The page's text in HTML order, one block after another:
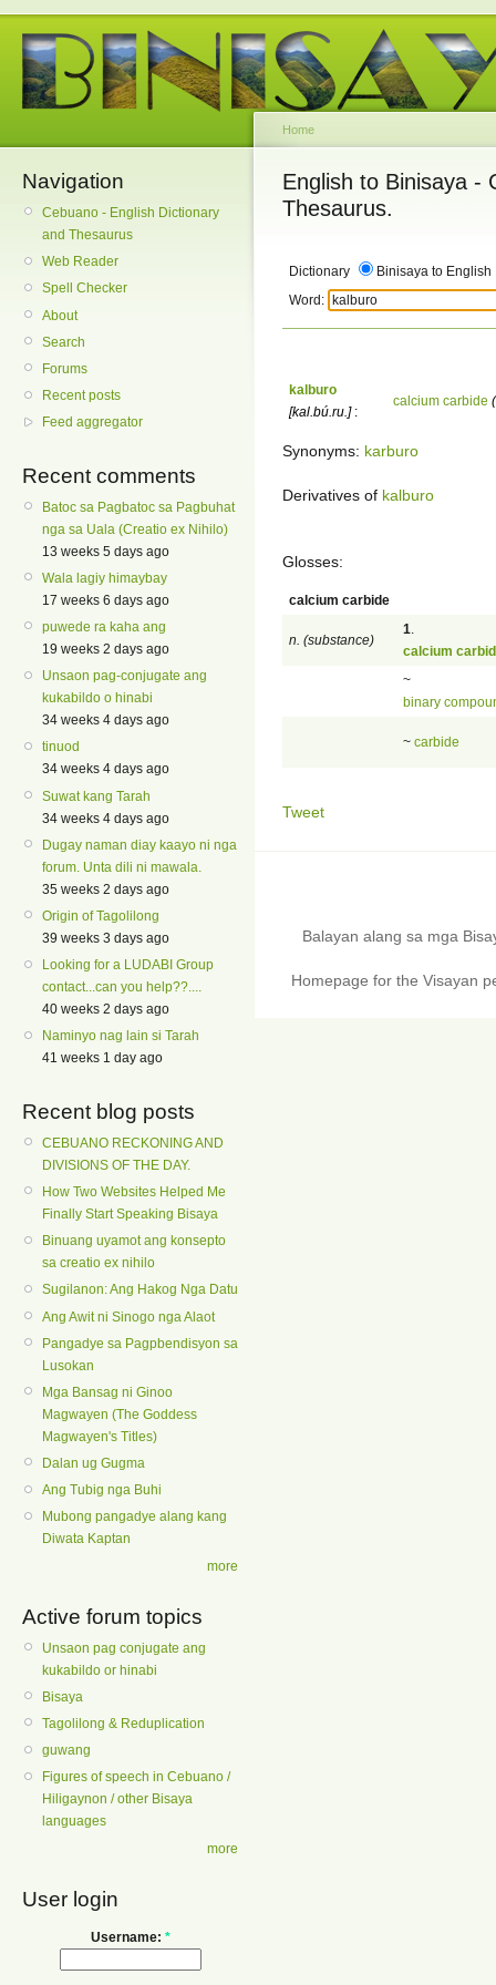
Navigation
Cebuano - English Dictionary
and Thesaurus
Web Reader
Spell Checker
About
Search
Forums
Recent posts
Feed aggregator
Recent comments
Batoc sa Pagbatoc sa Pagbuhat
nga sa Uala (Creatio ex Nihilo)
13 weeks 5 days ago
Wala lagiy himaybay
17 weeks 6 days ago
puwede ra kaha ang
19 weeks 2 days ago
Unsaon pag-conjugate ang
kukabildo o hinabi
34 weeks 4 days ago
tinuod
34 weeks 4 days ago
Suwat kang Tarah
34 weeks 4 days ago
Dugay naman diay kaayo ni nga
forum. Unta dili ni mawala.
35 weeks 2 days ago
Origin of Tagolilong
39 weeks 3 days ago
Looking for a LUDABI Group
contact...can you help??....
40 weeks 2 days ago
Naminyo nag lain si Tarah
41 weeks 1 day ago
Recent blog posts
CEBUANO RECKONING AND
DIVISIONS OF THE DAY.
How Two Websites Helped Me
Finally Start Speaking Bisaya
Binuang uyamot ang konsepto
sa creatio ex nihilo
Sugilanon: Ang Hakog Nga Datu
Ang Awit ni Sinogo nga Alaot
Pangadye sa Pagpbendisyon sa
Lusokan
Mga Bansag ni Ginoo
Magwayen (The Goddess
Magwayen's Titles)
Dalan ug Gugma
Ang Tubig nga Buhi
Mubong pangadye alang kang
Diwata Kaptan
more
Active forum topics
Unsaon pag conjugate ang
kukabildo or hinabi
Bisaya
Tagolilong & Reduplication
guwang
Figures of speech in Cebuano /
Hiligaynon / other Bisaya
languages
more
User login
Username: *
Home
English to Binisaya -
Thesaurus.
Dictionary
Binisaya to English
Word:
kalburo
[kal.bú.ru.]:
calcium carbide
Synonyms: karburo
Derivatives of kalburo
Glosses:
calcium carbide
n. (substance)
1
calcium
~
binary
~ carbide
Tweet
Balayan alang sa mga
Homepage for the Visayan